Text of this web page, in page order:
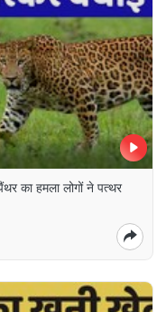
का हमला लोगों ने पत्थर